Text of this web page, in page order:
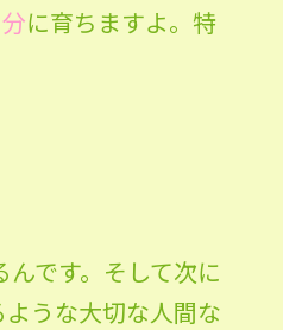
に育ちますよ。特
です。そして次に
うな大切な人間な